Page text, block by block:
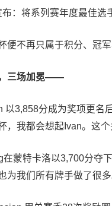
：将系列赛年度最佳选
便不再只属于积分、冠
三场加冕——
以3,858分成为奖项更名
，我都会想起Ivan。这
在蒙特卡洛以3,700分夺
为我们所有牌手做了很